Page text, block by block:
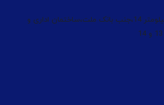
تهران،بزرگراه شهید لشگری،کیلومتر 14،جنب بانک ملت،ساختمان اداری و